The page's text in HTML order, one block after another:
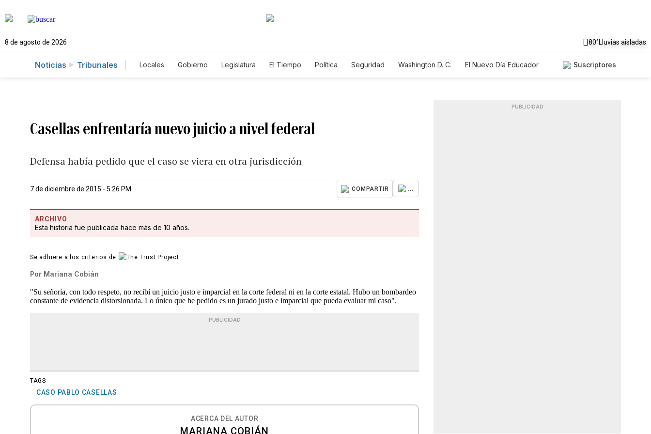
8 de agosto de 2026 80°Lluvias aisladas
Noticias Tribunales Locales Gobierno Legislatura El Tiempo Política Seguridad Washington D. C.
El Nuevo Día Educador
Suscriptores
Casellas enfrentaría nuevo juicio a nivel federal
Defensa había pedido que el caso se viera en otra jurisdicción
7 de diciembre de 2015 - 5:26 PM COMPARTIR ...
ARCHIVO
Esta historia fue publicada hace más de 10 años.
Se adhiere a los criterios de
Por Mariana Cobián
"Su señoría, con todo respeto, no recibí un juicio justo e imparcial en la corte federal ni en la corte estatal. Hubo un bombardeo
constante de evidencia distorsionada. Lo único que he pedido es un jurado justo e imparcial que pueda evaluar mi caso".
PUBLICIDAD
TAGS
CASO PABLO CASELLAS
ACERCA DEL AUTOR
MARIANA COBIÁN
PUBLICIDAD